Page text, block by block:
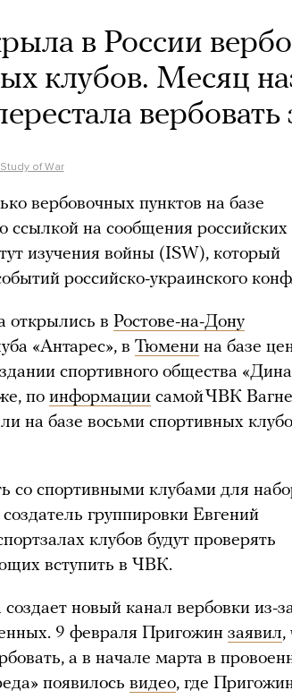
в России
клубов. Месяц
of War
вербовочных пунктов на базе
ссылкой на сообщения
изучения войны (ISW), который
российско-украинского
открылись в Ростове-на-Дону
«Антарес», в Тюмени на базе
спортивного общества
по информации самой ЧВК
на базе восьми спортивных
со спортивными клубами для
создатель группировки Евгений
клубов будут проверять
вступить в ЧВК.
новый канал вербовки из-
9 февраля Пригожин заявил,
а в начале марта в
появилось видео, где